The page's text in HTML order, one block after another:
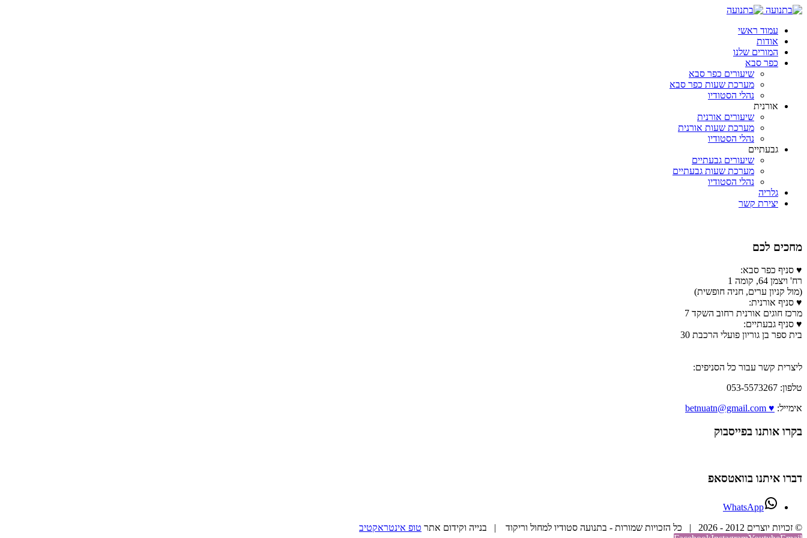
עמוד ראשי
אודות
המורים שלנו
כפר סבא
שיעורים כפר סבא
מערכת שעות כפר סבא
נהלי הסטודיו
אורנית
שיעורים אורנית
מערכת שעות אורנית
נהלי הסטודיו
גבעתיים
שיעורים גבעתיים
מערכת שעות גבעתיים
נהלי הסטודיו
גלריה
יצירת קשר
מחכים לכם
♥ סניף כפר סבא:
רח' ויצמן 64, קומה 1
(מול קניון ערים, חניה חופשית)
♥ סניף אורנית:
מרכז חוגים אורנית רחוב השקד 7
♥ סניף גבעתיים:
בית ספר בן גוריון פועלי הרכבת 30
ליצרית קשר עבור כל הסניפים:
טלפון: 053-5573267
אימייל: ♥ betnuatn@gmail.com
בקרו אותנו בפייסבוק
דברו איתנו בוואטסאפ
WhatsApp
© זכויות יוצרים 2012 -
2026 | כל הזכויות שמורות - בתנועה סטודיו למחול וריקוד | בנייה וקידום אתר
טופ אינטראקטיב